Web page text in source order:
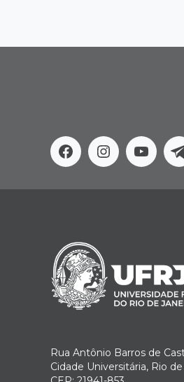
FacebookInstagram
Rua Antônio Barros de
Cidade Universitária, Rio